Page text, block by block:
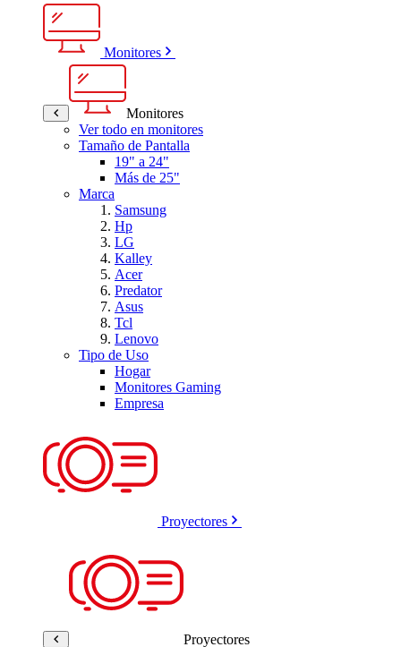
Monitores
Monitores
Ver todo en monitores
Tamaño de Pantalla
19" a 24"
Más de 25"
Marca
Samsung
Hp
LG
Kalley
Acer
Predator
Asus
Tcl
Lenovo
Tipo de Uso
Hogar
Monitores Gaming
Empresa
Proyectores
Proyectores